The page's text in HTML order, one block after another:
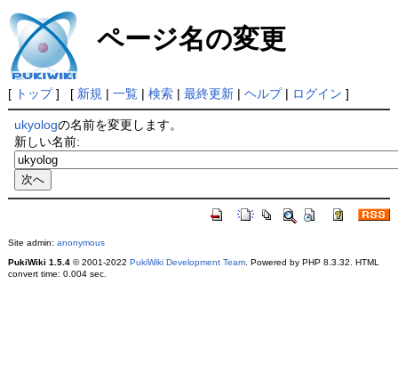
ページ名の変更
[ トップ] [ 新規 | 一覧| 検索| 最終更新| ヘルプ| ログイン ]
ukyologの名前を変更します。
新しい名前:
Site admin: anonymous
PukiWiki 1.5.4© 2001-2022 PukiWiki Development Team. Powered by PHP 8.3.32. HTML
convert time: 0.004 sec.